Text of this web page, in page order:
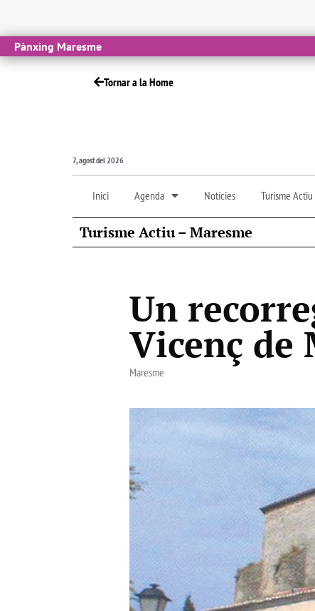
Pànxing Maresme
Tornar a la Home
7, agost del 2026
Inici Agenda Notícies Turisme Actiu
Turisme Actiu – Maresme
Un
Vicenç de
Maresme